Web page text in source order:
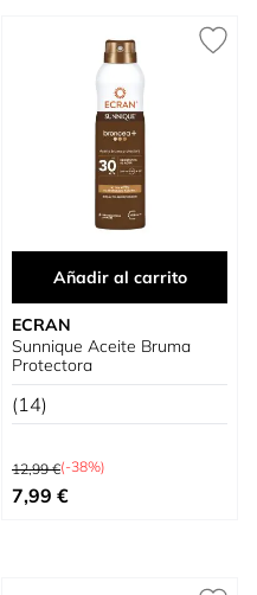
Añadir al carrito
ECRAN
Sunnique Aceite Bruma
Protectora
(14)
Precio habitual
12,99 €(-38%)
Precio especial
7,99 €